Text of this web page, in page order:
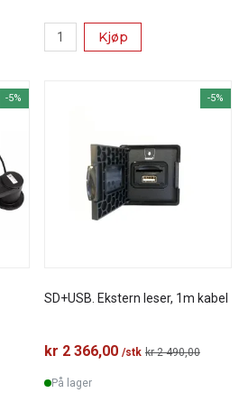
Kjøp
-5% -5%
SD+USB. Ekstern leser, 1m kabel
kr 2 366,00 /stk kr 2 490,00
På lager